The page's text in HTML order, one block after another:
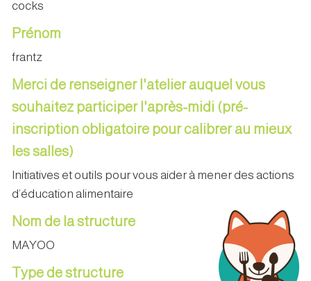
cocks
Prénom
frantz
Merci de renseigner l'atelier auquel vous
souhaitez participer l'après-midi (pré-
inscription obligatoire pour calibrer au mieux
les salles)
Initiatives et outils pour vous aider à mener des actions
d’éducation alimentaire
Nom de la structure
MAYOO
Type de structure